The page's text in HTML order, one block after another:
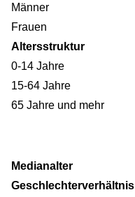
Männer
Frauen
Altersstruktur
0-14 Jahre
15-64 Jahre
65 Jahre und mehr
Medianalter
Geschlechterverhältnis